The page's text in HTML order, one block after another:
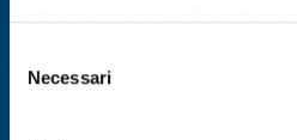
alla navigazione e alcune
Per conoscere i dettagli,
https://
delNecessari